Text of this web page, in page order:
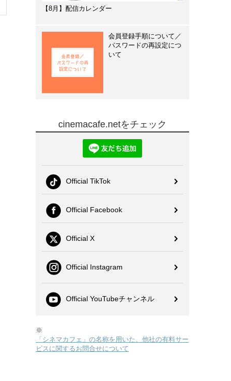
【8月】配信カレンダー
会員登録手順について／
パスワードの再設定につ
いて
cinemacafe.netをチェック
Official TikTok
Official Facebook
Official X
Official Instagram
Official YouTubeチャンネル
※
「シネマカフェ」の名称を用いた、他社の有料サー
ビスに関するお問合せについて